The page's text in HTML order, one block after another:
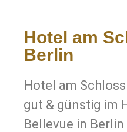
Hotel am
Berlin
Hotel am
gut & günstig im
Bellevue in